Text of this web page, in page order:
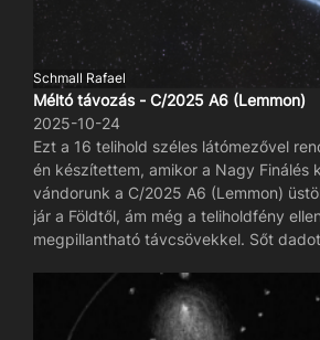
Schmall Rafael
Méltó távozás - C/2025 A6 (Lemmon)
2025-10-24
Ezt a 16 telihold széles látómezővel
én készítettem, amikor a Nagy Finálés
vándorunk a C/2025 A6 (Lemmon)
jár a Földtől, ám még a teliholdfény
megpillantható távcsövekkel. Sőt